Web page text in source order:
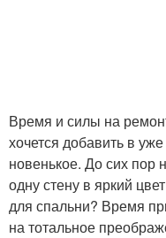
Время и силы на
хочется добавить в
новенькое. До сих пор
одну стену в яркий
для спальни? Время
на тотальное